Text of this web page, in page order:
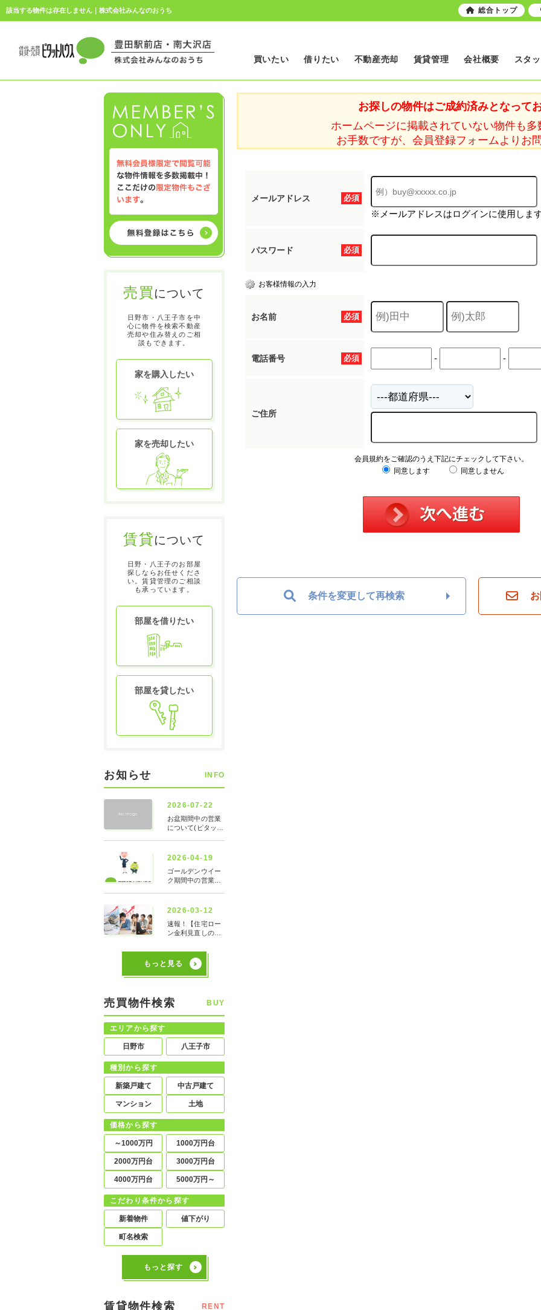
該当する物件は存在しません｜株式会社みんなのおうち
買いたい 借りたい 不動産売却 賃貸管理 会社概要 スタ
お探しの物件はご成約済みとなってお
ホームページに掲載されていない物件も多
お手数ですが、会員登録フォームよりお
必須
メールアドレス
※メールアドレスはログインに使用します
必須
パスワード
お客様情報の入力
必須
お名前
必須
電話番号 - -
ご住所
会員規約をご確認のうえ下記にチェックして下さい。
同意します
同意しません
条件を変更して再検索
売買について
日野市・八王子市を中
心に物件を検索不動産
売却や住み替えのご相
談もできます。
家を購入したい
家を売却したい
賃貸について
日野・八王子のお部屋
探しならお任せくださ
い。賃貸管理のご相談
も承っています。
部屋を借りたい
部屋を貸したい
お知らせ INFO
もっと見る
売買物件検索 BUY
エリアから探す
日野市 八王子市
種別から探す
新築戸建て 中古戸建て
マンション 土地
価格から探す
～1000万円 1000万円台
2000万円台 3000万円台
4000万円台 5000万円～
こだわり条件から探す
新着物件 値下がり
町名検索
もっと探す
賃貸物件検索 RENT
総合トップ